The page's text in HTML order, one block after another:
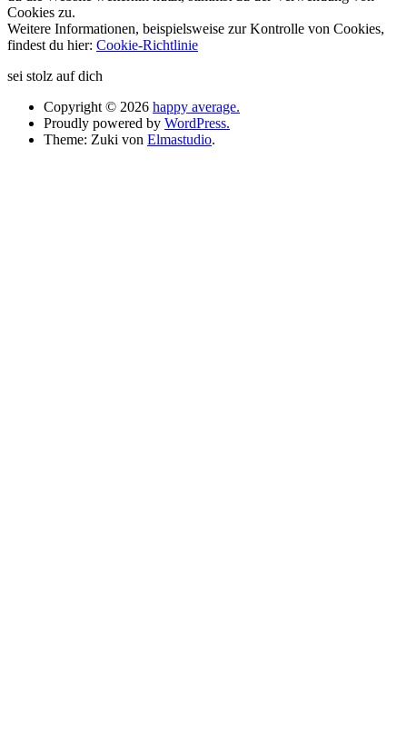
Cookies zu.
Weitere Informationen, beispielsweise zur Kontrolle von Cookies,
findest du hier: Cookie-Richtlinie
sei stolz auf dich
Copyright © 2026 happy average.
Proudly powered by WordPress.
Theme: Zuki von Elmastudio.